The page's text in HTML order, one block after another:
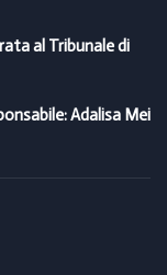
al Tribunale di
Adalisa Mei